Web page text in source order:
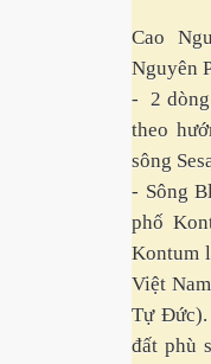
Cao
Nguyên
- 2 dòng
theo
sông
- Sông
phố
Kontum
Việt
Tự
đất phù